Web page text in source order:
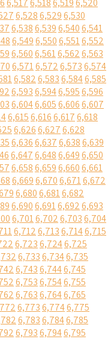
6,5176,5186,5196,520
6,5286,5296,530
6,5386,5396,5406,541
6,5496,5506,5516,552
6,5606,5616,5626,563
6,5716,5726,5736,574
6,5826,5836,5846,585
6,5936,5946,5956,596
6,6046,6056,6066,607
6,6156,6166,6176,618
6,6266,6276,628
6,6366,6376,6386,639
6,6476,6486,6496,650
6,6586,6596,6606,661
6,6696,6706,6716,672
6,6806,6816,682
6,6906,6916,6926,693
6,7016,7026,7036,704
6,7126,7136,7146,715
6,7236,7246,725
6,7336,7346,735
6,7436,7446,745
6,7536,7546,755
6,7636,7646,765
6,7736,7746,775
6,7836,7846,785
6,7936,7946,795